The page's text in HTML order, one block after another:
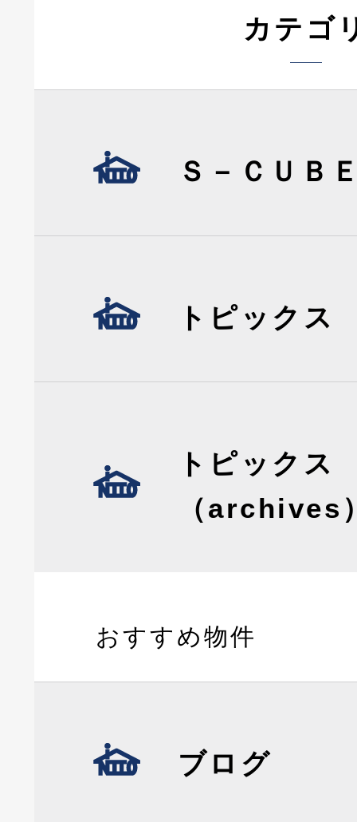
カテゴ
Ｓ－ＣＵＢ
トピックス
トピックス
（archives
おすすめ物件
ブログ